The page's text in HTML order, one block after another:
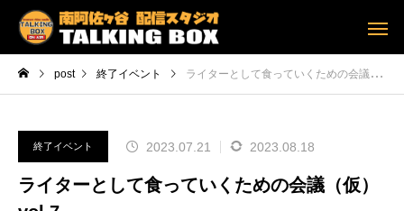
post 終了イベント ライターとして食っていくための会議（仮）vol.7
終了イベント 2023.07.21 2023.08.18
ライターとして食っていくための会議（仮）